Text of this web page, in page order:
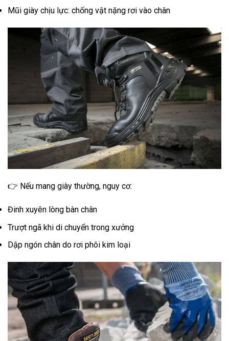
Mũi giày chịu lực: chống vật nặng rơi vào chân
👉 Nếu mang giày thường, nguy cơ:
Đinh xuyên lòng bàn chân
Trượt ngã khi di chuyển trong xưởng
Dập ngón chân do rơi phôi kim loại